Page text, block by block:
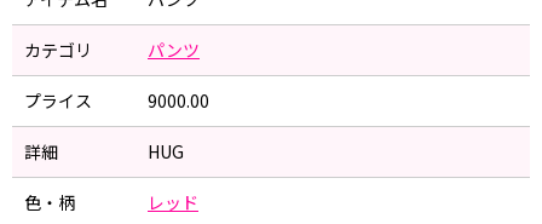
カテゴリ パンツ
プライス 9000.00
詳細 HUG
色・柄 レッド